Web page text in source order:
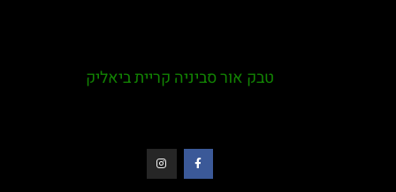
טבק אור סביניה קריית ביאליק